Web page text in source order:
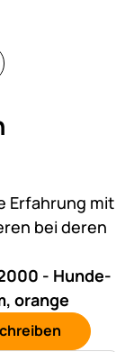
Bewertungen)
Erfahrung mit
bei deren
- Hunde-
orange